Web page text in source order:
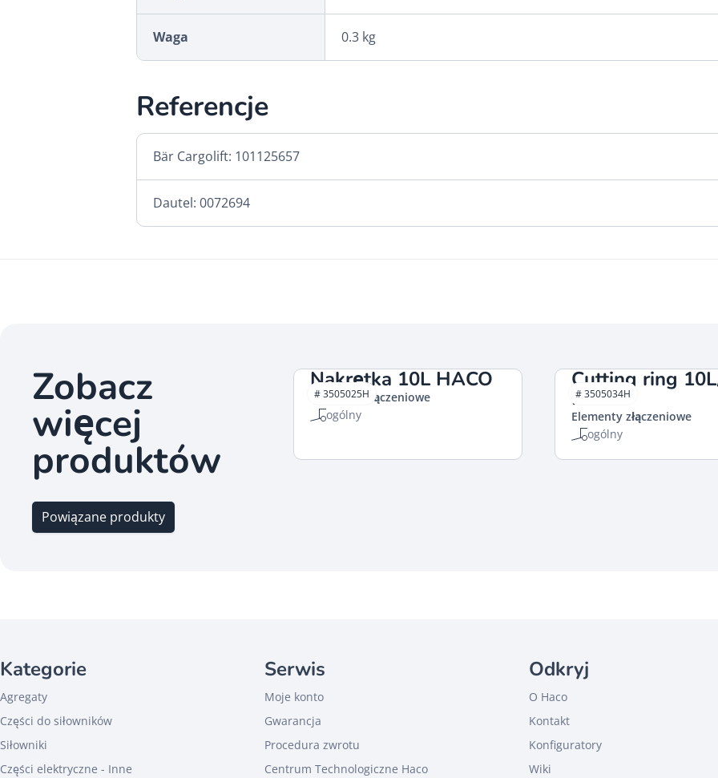
Waga 0.3 kg
Referencje
Bär Cargolift: 101125657
Dautel: 0072694
Zobacz
więcej
produktów
Powiązane produkty
Nakrętka 10L HACO
Elementy złączeniowe
ogólny
# 3505025H
Cutting ring
HACO
Elementy złączeniowe
ogólny
# 3505034H
Kategorie
Agregaty
Części do siłowników
Siłowniki
Części elektryczne - Inne
Serwis
Moje konto
Gwarancja
Procedura zwrotu
Centrum Technologiczne Haco
Odkryj
O Haco
Kontakt
Konfiguratory
Wiki